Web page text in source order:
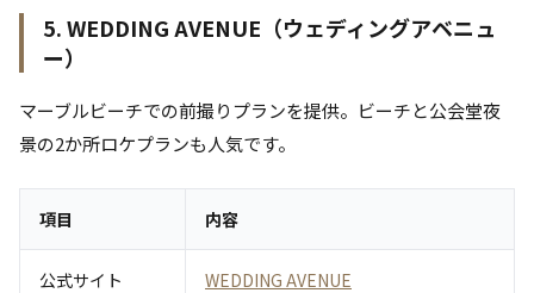
5. WEDDING AVENUE（ウェディングアベニュ
ー）
マーブルビーチでの前撮りプランを提供。ビーチと公会堂夜
景の2か所ロケプランも人気です。
項目 内容
公式サイト WEDDING AVENUE